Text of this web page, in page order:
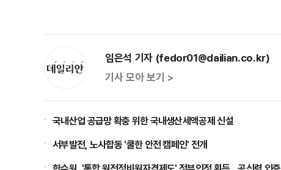
임은석 기자 (fedor01@dailian.co.kr)
기사 모아 보기 >
국내산업 공급망 확충 위한 국내생산세액공제 신설
서부발전, 노사합동 '쿨한 안전 캠페인' 전개